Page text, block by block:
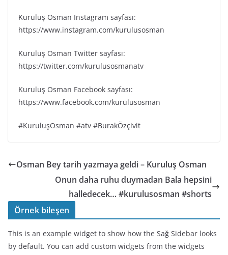
Kuruluş Osman Instagram sayfası:
https://www.instagram.com/kurulusosman
Kuruluş Osman Twitter sayfası:
https://twitter.com/kurulusosmanatv
Kuruluş Osman Facebook sayfası:
https://www.facebook.com/kurulusosman
#KuruluşOsman #atv #BurakÖzçivit
Osman Bey tarih yazmaya geldi – Kuruluş Osman
Onun daha ruhu duymadan Bala hepsini
halledecek… #kurulusosman #shorts
Örnek bileşen
This is an example widget to show how the Sağ Sidebar looks
by default. You can add custom widgets from the widgets